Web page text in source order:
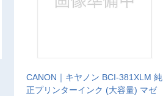
CANON｜キヤノン BCI-381XLM 純
正プリンターインク (大容量) マゼ